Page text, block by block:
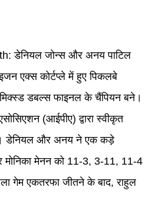
डेनियल जोन्स और अनय पाटिल
एक्स कोर्टप्ले में हुए पिकलबे
डबल्स फाइनल के चैंपियन बने।
(आईपीए) द्वारा स्वीकृत
डेनियल और अनय ने एक कड़े
मेनन को 11-3, 3-11, 11-4
गेम एकतरफा जीतने के बाद, राहुल